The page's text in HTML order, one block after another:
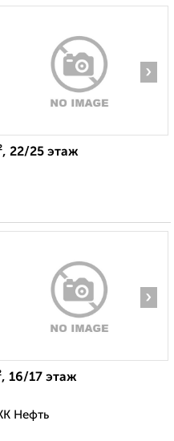
›
22/25 этаж
›
16/17 этаж
Нефть